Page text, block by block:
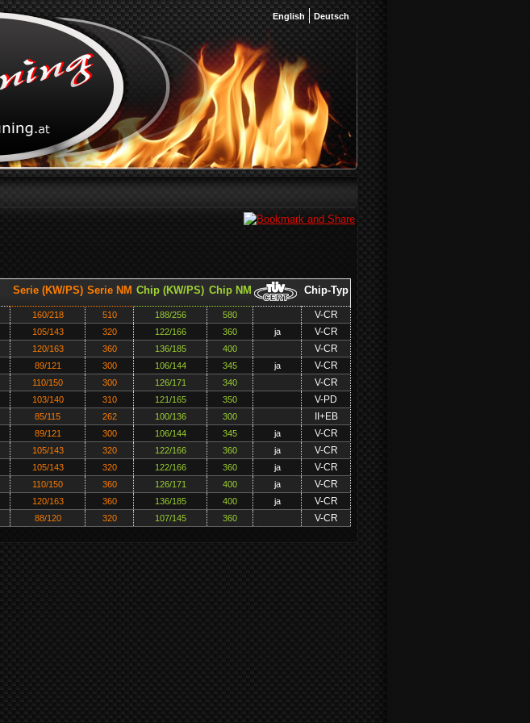
English Deutsch
Serie (KW/PS) Serie NM Chip (KW/PS) Chip NM Chip-Typ
160/218 510 188/256 580 V-CR
105/143 320 122/166 360 ja V-CR
120/163 360 136/185 400 V-CR
89/121 300 106/144 345 ja V-CR
110/150 300 126/171 340 V-CR
103/140 310 121/165 350 V-PD
85/115 262 100/136 300 II+EB
89/121 300 106/144 345 ja V-CR
105/143 320 122/166 360 ja V-CR
105/143 320 122/166 360 ja V-CR
110/150 360 126/171 400 ja V-CR
120/163 360 136/185 400 ja V-CR
88/120 320 107/145 360 V-CR